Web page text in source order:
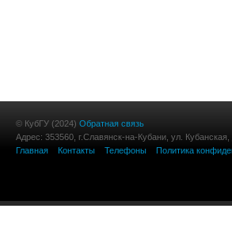
© КубГУ (2024) Обратная связь
Адрес: 353560, г.Славянск-на-Кубани, ул.
Главная
Контакты Телефоны Политика